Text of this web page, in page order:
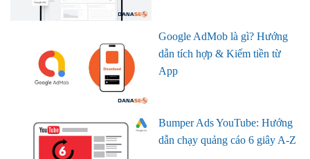
Google AdMob là gì? Hướng
dẫn tích hợp & Kiếm tiền từ
App
Bumper Ads YouTube: Hướng
dẫn chạy quảng cáo 6 giây A-Z